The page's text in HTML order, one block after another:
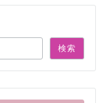
検索